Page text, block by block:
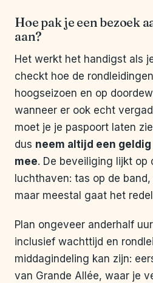
Hoe pak je een bezoek
aan?
Het werkt het handigst als
checkt hoe de
hoogseizoen en op
wanneer er ook echt
moet je je paspoort laten
dus neem altijd een
mee. De beveiliging lijkt op
luchthaven: tas op de
maar meestal gaat het
Plan ongeveer anderhalf
inclusief wachttijd en
middagindeling kan zijn:
van Grande Allée, waar je